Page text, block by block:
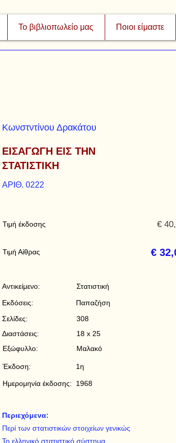
Το βιβλιοπωλείο μας Ποιοι είμαστε
Κωνστντίνου Δρακάτου
ΕΙΣΑΓΩΓΗ ΕΙΣ ΤΗΝ
ΣΤΑΤΙΣΤΙΚΗ
ΑΡΙΘ. 0222
Τιμή έκδοσης
Τιμή Αίθρας
€
€
Στατιστική
Παπαζήση
308
18 x 25
Μαλακό
1η
1968
Αντικείμενο:
Εκδόσεις:
Σελίδες:
Διαστάσεις:
Εξώφυλλο:
Έκδοση:
Ημερομηνία έκδοσης:
Περιεχόμενα:
Περί των στατιστικών στοιχείων γενικώς
Το ελληνικό στατιστικό σύστημα